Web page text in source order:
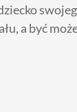
a być